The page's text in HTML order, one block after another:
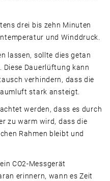
drei bis zehn Minuten
und Winddruck.
lassen, sollte dies getan
Diese Dauerlüftung kann
verhindern, dass die
stark ansteigt.
werden, dass es durch
zu warm wird, dass die
Rahmen bleibt und
CO2-Messgerät
erinnern, wann es Zeit